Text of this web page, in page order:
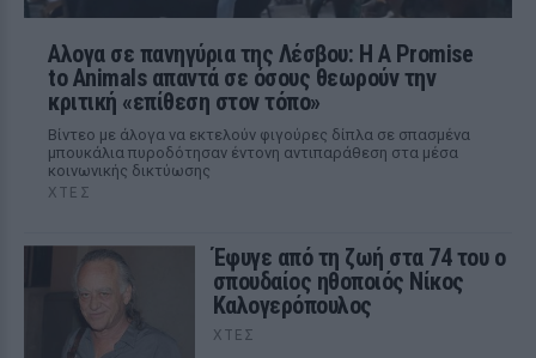
Αλογα σε πανηγύρια της Λέσβου: Η A Promise
to Animals απαντά σε όσους θεωρούν την
κριτική «επίθεση στον τόπο»
Βίντεο με άλογα να εκτελούν φιγούρες δίπλα σε σπασμένα
μπουκάλια πυροδότησαν έντονη αντιπαράθεση στα μέσα
κοινωνικής δικτύωσης
ΧΤΕΣ
Έφυγε από τη ζωή στα 74 του ο
σπουδαίος ηθοποιός Νίκος
Καλογερόπουλος
ΧΤΕΣ